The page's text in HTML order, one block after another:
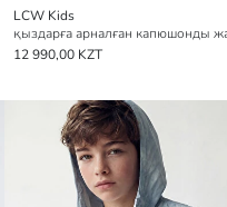
LCW Kids
12 990,00 KZT